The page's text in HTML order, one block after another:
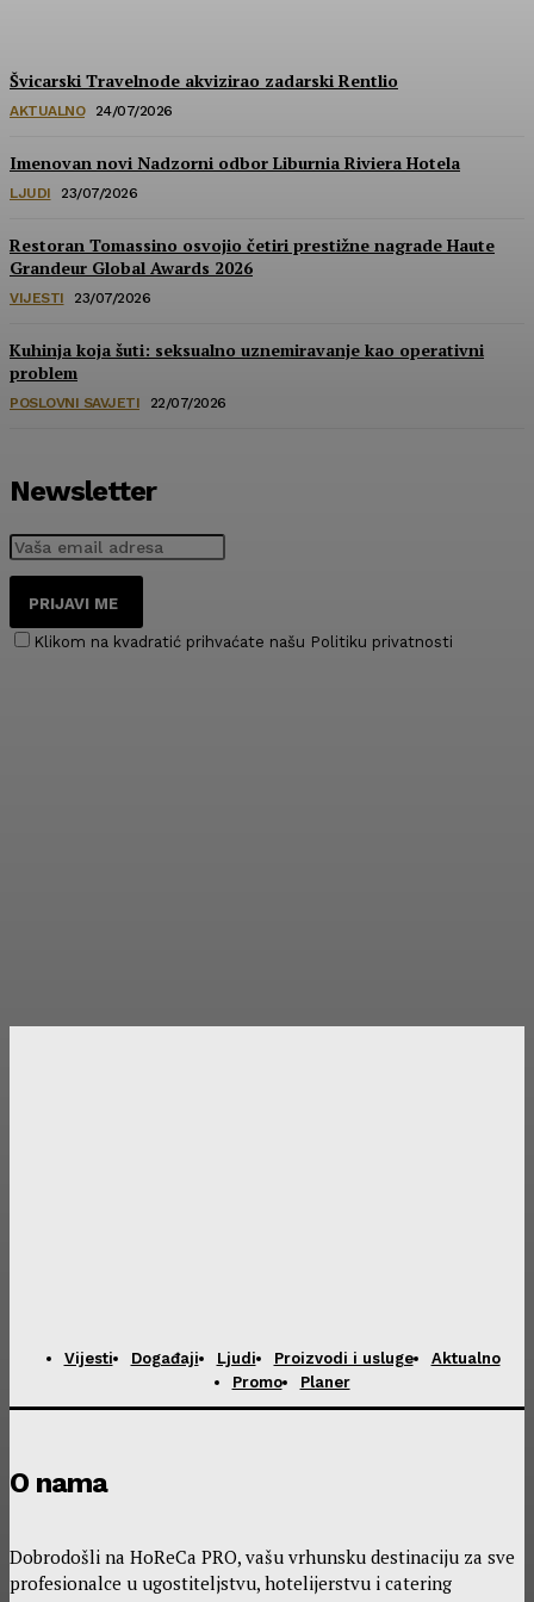
Švicarski Travelnode akvizirao zadarski Rentlio
AKTUALNO 24/07/2026
Imenovan novi Nadzorni odbor Liburnia Riviera Hotela
LJUDI 23/07/2026
Restoran Tomassino osvojio četiri prestižne nagrade Haute
Grandeur Global Awards 2026
VIJESTI 23/07/2026
Kuhinja koja šuti: seksualno uznemiravanje kao operativni
problem
POSLOVNI SAVJETI 22/07/2026
Newsletter
PRIJAVI ME
Klikom na kvadratić prihvaćate našu Politiku privatnosti
Vijesti Događaji Ljudi Proizvodi i usluge
Aktualno
Promo
Planer
O nama
Dobrodošli na HoReCa PRO, vašu vrhunsku destinaciju za sve
profesionalce u ugostiteljstvu, hotelijerstvu i catering